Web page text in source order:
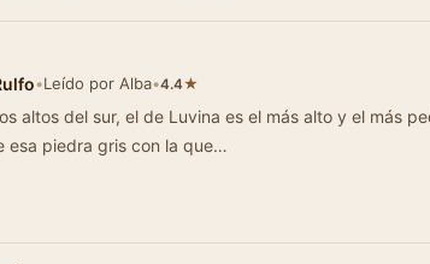
•Leído por Alba•4.4★
altos del sur, el de Luvina es el más alto y el más
esa piedra gris con la que…